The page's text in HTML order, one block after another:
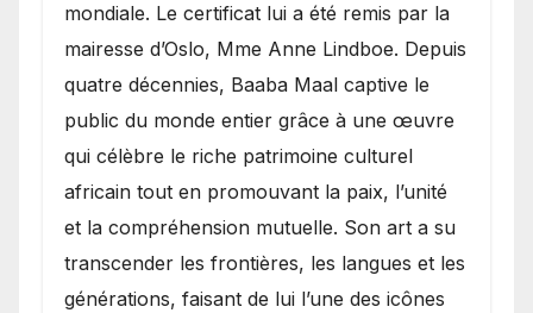
mondiale. Le certificat lui a été remis par la
mairesse d’Oslo, Mme Anne Lindboe. Depuis
quatre décennies, Baaba Maal captive le
public du monde entier grâce à une œuvre
qui célèbre le riche patrimoine culturel
africain tout en promouvant la paix, l’unité
et la compréhension mutuelle. Son art a su
transcender les frontières, les langues et les
générations, faisant de lui l’une des icônes